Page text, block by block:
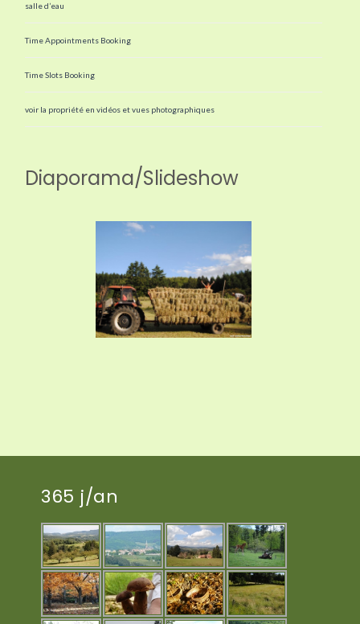
salle d’eau
Time Appointments Booking
Time Slots Booking
voir la propriété en vidéos et vues photographiques
Diaporama/Slideshow
365 j/an